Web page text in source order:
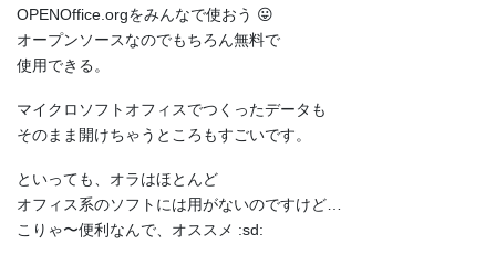
OPENOffice.orgをみんなで使おう 😛
オープンソースなのでもちろん無料で
使用できる。
マイクロソフトオフィスでつくったデータも
そのまま開けちゃうところもすごいです。
といっても、オラはほとんど
オフィス系のソフトには用がないのですけど…
こりゃ〜便利なんで、オススメ :sd: